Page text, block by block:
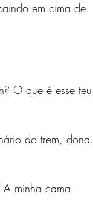
em cima de
O que é esse teu
do trem, dona.
minha cama